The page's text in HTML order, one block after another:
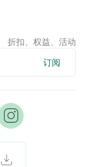
折扣、权益、活动
订阅